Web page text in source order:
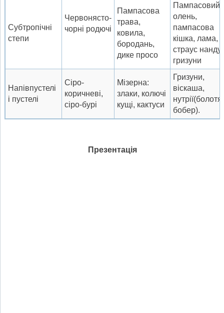
Субтропічні
степи
Червонясто-
чорні родючі
Пампасова
трава,
ковила,
бородань,
дике просо
Пампасовий
олень,
пампасова
кішка, лама,
страус нанду,
гризуни
Напівпустелі
і пустелі
Сіро-
коричневі,
сіро-бурі
Мізерна:
злаки, колючі
кущі, кактуси
Гризуни,
віскаша,
бобер).
Презентація